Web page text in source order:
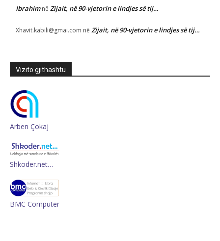
Ibrahimnë Zijait, në 90-vjetorin e lindjes së tij…
Xhavit.kabili@gmai.com në Zijait, në 90-vjetorin e lindjes së tij…
Vizito gjithashtu
Arben Çokaj
Shkoder.net…
BMC Computer